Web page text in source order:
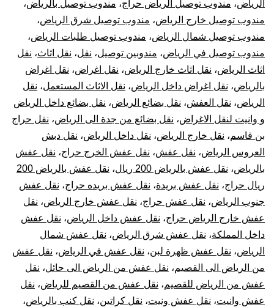
الرياض، مندوب توصيل الرياض حراج، مندوب توصيل بالرياض،
مندوب توصيل خارج الرياض، مندوب توصيل شرق الرياض،
مندوب توصيل شمال الرياض، مندوب توصيل طلبات الرياض،
مندوب توصيل في الرياض، مندوبين توصيل، نقل، نقل اثاث، نقل
اثاث الرياض، نقل اثاث خارج الرياض، نقل اغراض، نقل اغراض
بالرياض، نقل اغراض داخل الرياض، نقل الاثاث المستعمل، نقل
الرياض، نقل العفش، نقل بضائع الرياض، نقل بضائع داخل الرياض
و وانيت لنقل الاغراض، نقل بضائع من جدة الى الرياض، نقل حراج
بن قاسم، نقل خارج الرياض، نقل داخل الرياض، نقل دبش
العروس الرياض، نقل عفش، نقل عفش الخرج حراج، نقل عفش
بالرياض، نقل عفش بالرياض 200 ريال ،
نقل عفش بالرياض 200
ريال حراج، نقل عفش بريدة، نقل عفش بريده حراج، نقل عفش
جنوب الرياض، نقل عفش حراج، نقل عفش خارج الرياض، نقل
عفش خارج الرياض حراج، نقل عفش داخل الرياض، نقل عفش
داخل المملكة، نقل عفش شرق الرياض، نقل عفش شمال
الرياض، نقل عفش ظهرة لبن، نقل عفش في الرياض، نقل عفش
من الرياض الى القصيم، نقل عفش من الرياض الى حائل، نقل
عفش من الرياض للقصيم، نقل عفش من القصيم للرياض، نقل
عفش وانيت، نقل عفش ونيت، نقل كراتين، نقل كنب بالرياض،